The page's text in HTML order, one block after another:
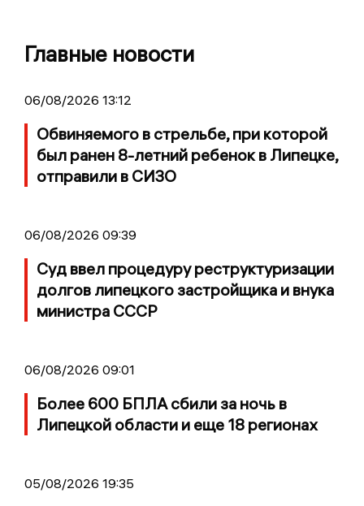
Главные новости
06/08/2026 13:12
Обвиняемого в стрельбе, при которой
был ранен 8-летний ребенок в Липецке,
отправили в СИЗО
06/08/2026 09:39
Суд ввел процедуру реструктуризации
долгов липецкого застройщика и внука
министра СССР
06/08/2026 09:01
Более 600 БПЛА сбили за ночь в
Липецкой области и еще 18 регионах
05/08/2026 19:35